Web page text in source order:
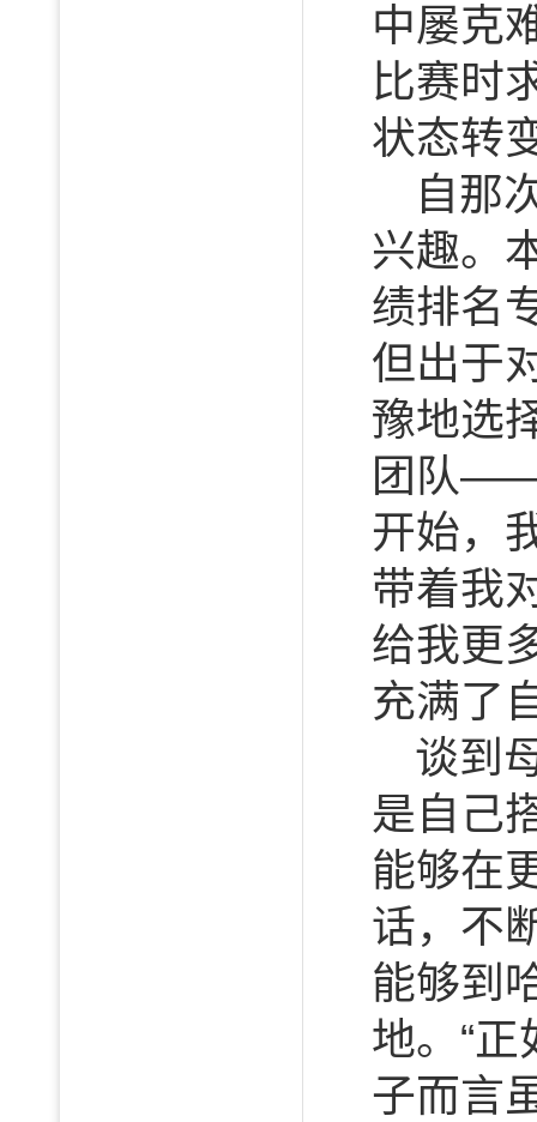
中屡克
比赛时
状态转
自那
兴趣。
绩排名
但出于
豫地选
团队——
开始，
带着我
给我更
充满了
谈到
是自己
能够在
话，不
能够到
地。“
子而言